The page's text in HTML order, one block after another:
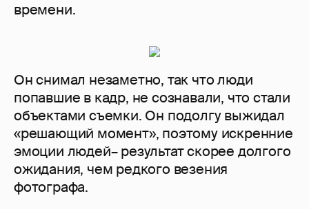
времени.
Он снимал незаметно, так что люди
попавшие в кадр, не сознавали, что стали
объектами съемки. Он подолгу выжидал
«решающий момент», поэтому искренние
эмоции людей– результат скорее долгого
ожидания, чем редкого везения
фотографа.